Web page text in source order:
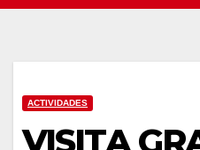
ACTIVIDADES
VISITA